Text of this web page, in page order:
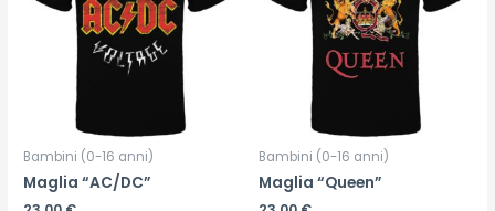
Bambini (0-16 anni)
Maglia “AC/DC”
Bambini (0-16 anni)
Maglia “Queen”